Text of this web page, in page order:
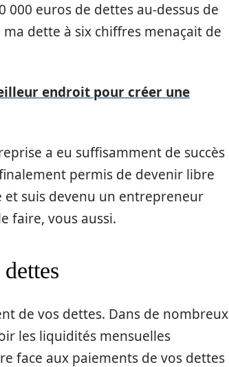
euros de dettes au-dessus de
dette à six chiffres menaçait de
endroit pour créer une
a eu suffisamment de succès
permis de devenir libre
et suis devenu un entrepreneur
faire, vous aussi.
de vos dettes. Dans de nombreux
les liquidités mensuelles
face aux paiements de vos dettes